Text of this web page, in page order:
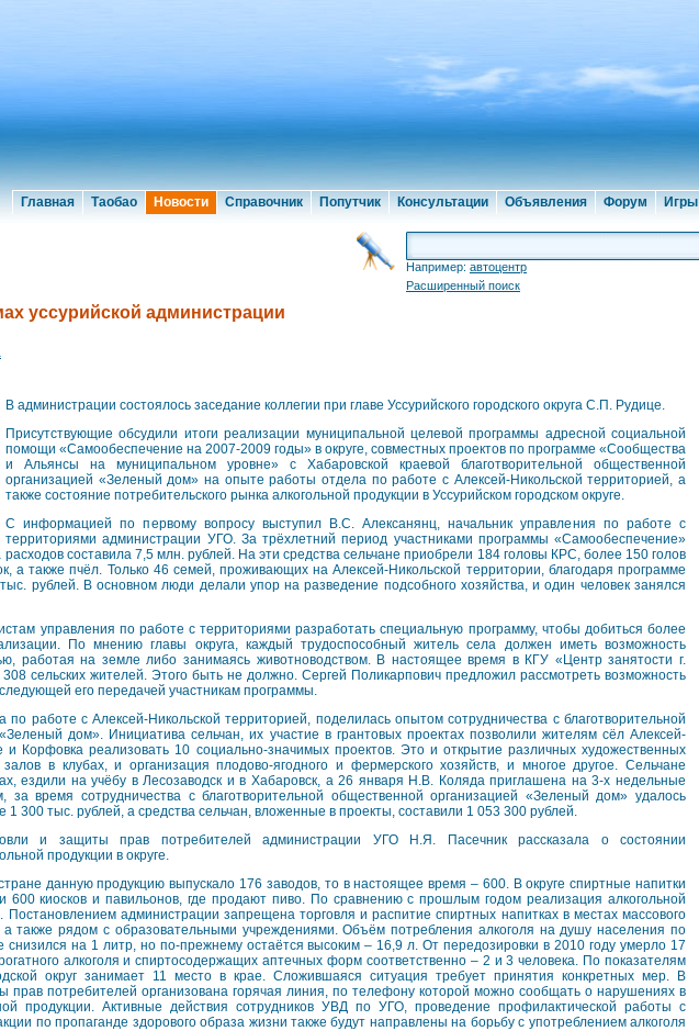
Главная Таобао Новости Справочник Попутчик Консультации Объявления Форум Игры
Например: автоцентр
Расширенный поиск
уссурийской администрации
В администрации состоялось заседание коллегии при главе Уссурийского городского округа С.П. Рудице.
Присутствующие обсудили итоги реализации муниципальной целевой программы адресной социальной
помощи «Самообеспечение на 2007-2009 годы» в округе, совместных проектов по программе «Сообщества
и Альянсы на муниципальном уровне» с Хабаровской краевой благотворительной общественной
организацией «Зеленый дом» на опыте работы отдела по работе с Алексей-Никольской территорией, а
также состояние потребительского рынка алкогольной продукции в Уссурийском городском округе.
С информацией по первому вопросу выступил В.С. Алексанянц, начальник управления по работе с
территориями администрации УГО. За трёхлетний период участниками программы «Самообеспечение»
составила 7,5 млн. рублей. На эти средства сельчане приобрели 184 головы КРС, более 150 голов
а также пчёл. Только 46 семей, проживающих на Алексей-Никольской территории, благодаря программе
рублей. В основном люди делали упор на разведение подсобного хозяйства, и один человек занялся
управления по работе с территориями разработать специальную программу, чтобы добиться более
По мнению главы округа, каждый трудоспособный житель села должен иметь возможность
работая на земле либо занимаясь животноводством. В настоящее время в КГУ «Центр занятости г.
308 сельских жителей. Этого быть не должно. Сергей Поликарпович предложил рассмотреть возможность
его передачей участникам программы.
по работе с Алексей-Никольской территорией, поделилась опытом сотрудничества с благотворительной
дом». Инициатива сельчан, их участие в грантовых проектах позволили жителям сёл Алексей-
и Корфовка реализовать 10 социально-значимых проектов. Это и открытие различных художественных
в клубах, и организация плодово-ягодного и фермерского хозяйств, и многое другое. Сельчане
ездили на учёбу в Лесозаводск и в Хабаровск, а 26 января Н.В. Коляда приглашена на 3-х недельные
время сотрудничества с благотворительной общественной организацией «Зеленый дом» удалось
300 тыс. рублей, а средства сельчан, вложенные в проекты, составили 1 053 300 рублей.
и защиты прав потребителей администрации УГО Н.Я. Пасечник рассказала о состоянии
продукции в округе.
данную продукцию выпускало 176 заводов, то в настоящее время – 600. В округе спиртные напитки
600 киосков и павильонов, где продают пиво. По сравнению с прошлым годом реализация алкогольной
Постановлением администрации запрещена торговля и распитие спиртных напитках в местах массового
также рядом с образовательными учреждениями. Объём потребления алкоголя на душу населения по
снизился на 1 литр, но по-прежнему остаётся высоким – 16,9 л. От передозировки в 2010 году умерло 17
алкоголя и спиртосодержащих аптечных форм соответственно – 2 и 3 человека. По показателям
округ занимает 11 место в крае. Сложившаяся ситуация требует принятия конкретных мер. В
прав потребителей организована горячая линия, по телефону которой можно сообщать о нарушениях в
продукции. Активные действия сотрудников УВД по УГО, проведение профилактической работы с
по пропаганде здорового образа жизни также будут направлены на борьбу с употреблением алкоголя